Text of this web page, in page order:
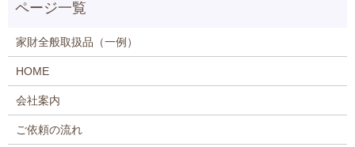
家財全般取扱品（一例）
HOME
会社案内
ご依頼の流れ